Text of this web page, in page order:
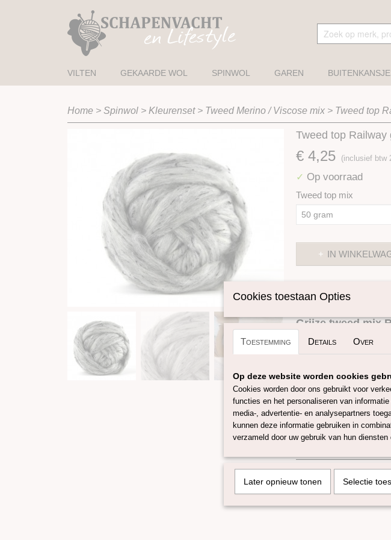
VILTEN GEKAARDE WOL SPINWOL GAREN
Home > Spinwol > Kleurenset> Tweed Merino / Viscose mix > Tweed top
Tweed top Railway
€ 4,25 (inclusief btw
✓ Op voorraad
Tweed top mix
IN
Productcode
Omschrijving
Grijze tweed mix
Deze mooie wol blend
een micron van 25/27
nepps. Deze wol is
mix is Oeko-Tex 100.
Door verschillende
afwijken!
Cookies toestaan Opties
Toestemming Details Over
Op deze website worden cookies
Cookies worden door ons gebruikt voor
functies en het personaliseren van
media-, advertentie- en analysepartners
kunnen deze informatie gebruiken in
verzameld door uw gebruik van hun
Later opnieuw tonen Selectie